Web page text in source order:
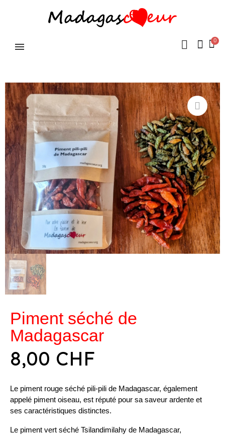
Piment séché de
Madagascar
8,00 CHF
Le piment rouge séché pili-pili de Madagascar, également
appelé piment oiseau, est réputé pour sa saveur ardente et
ses caractéristiques distinctes.
Le piment vert séché Tsilandimilahy de Madagascar,